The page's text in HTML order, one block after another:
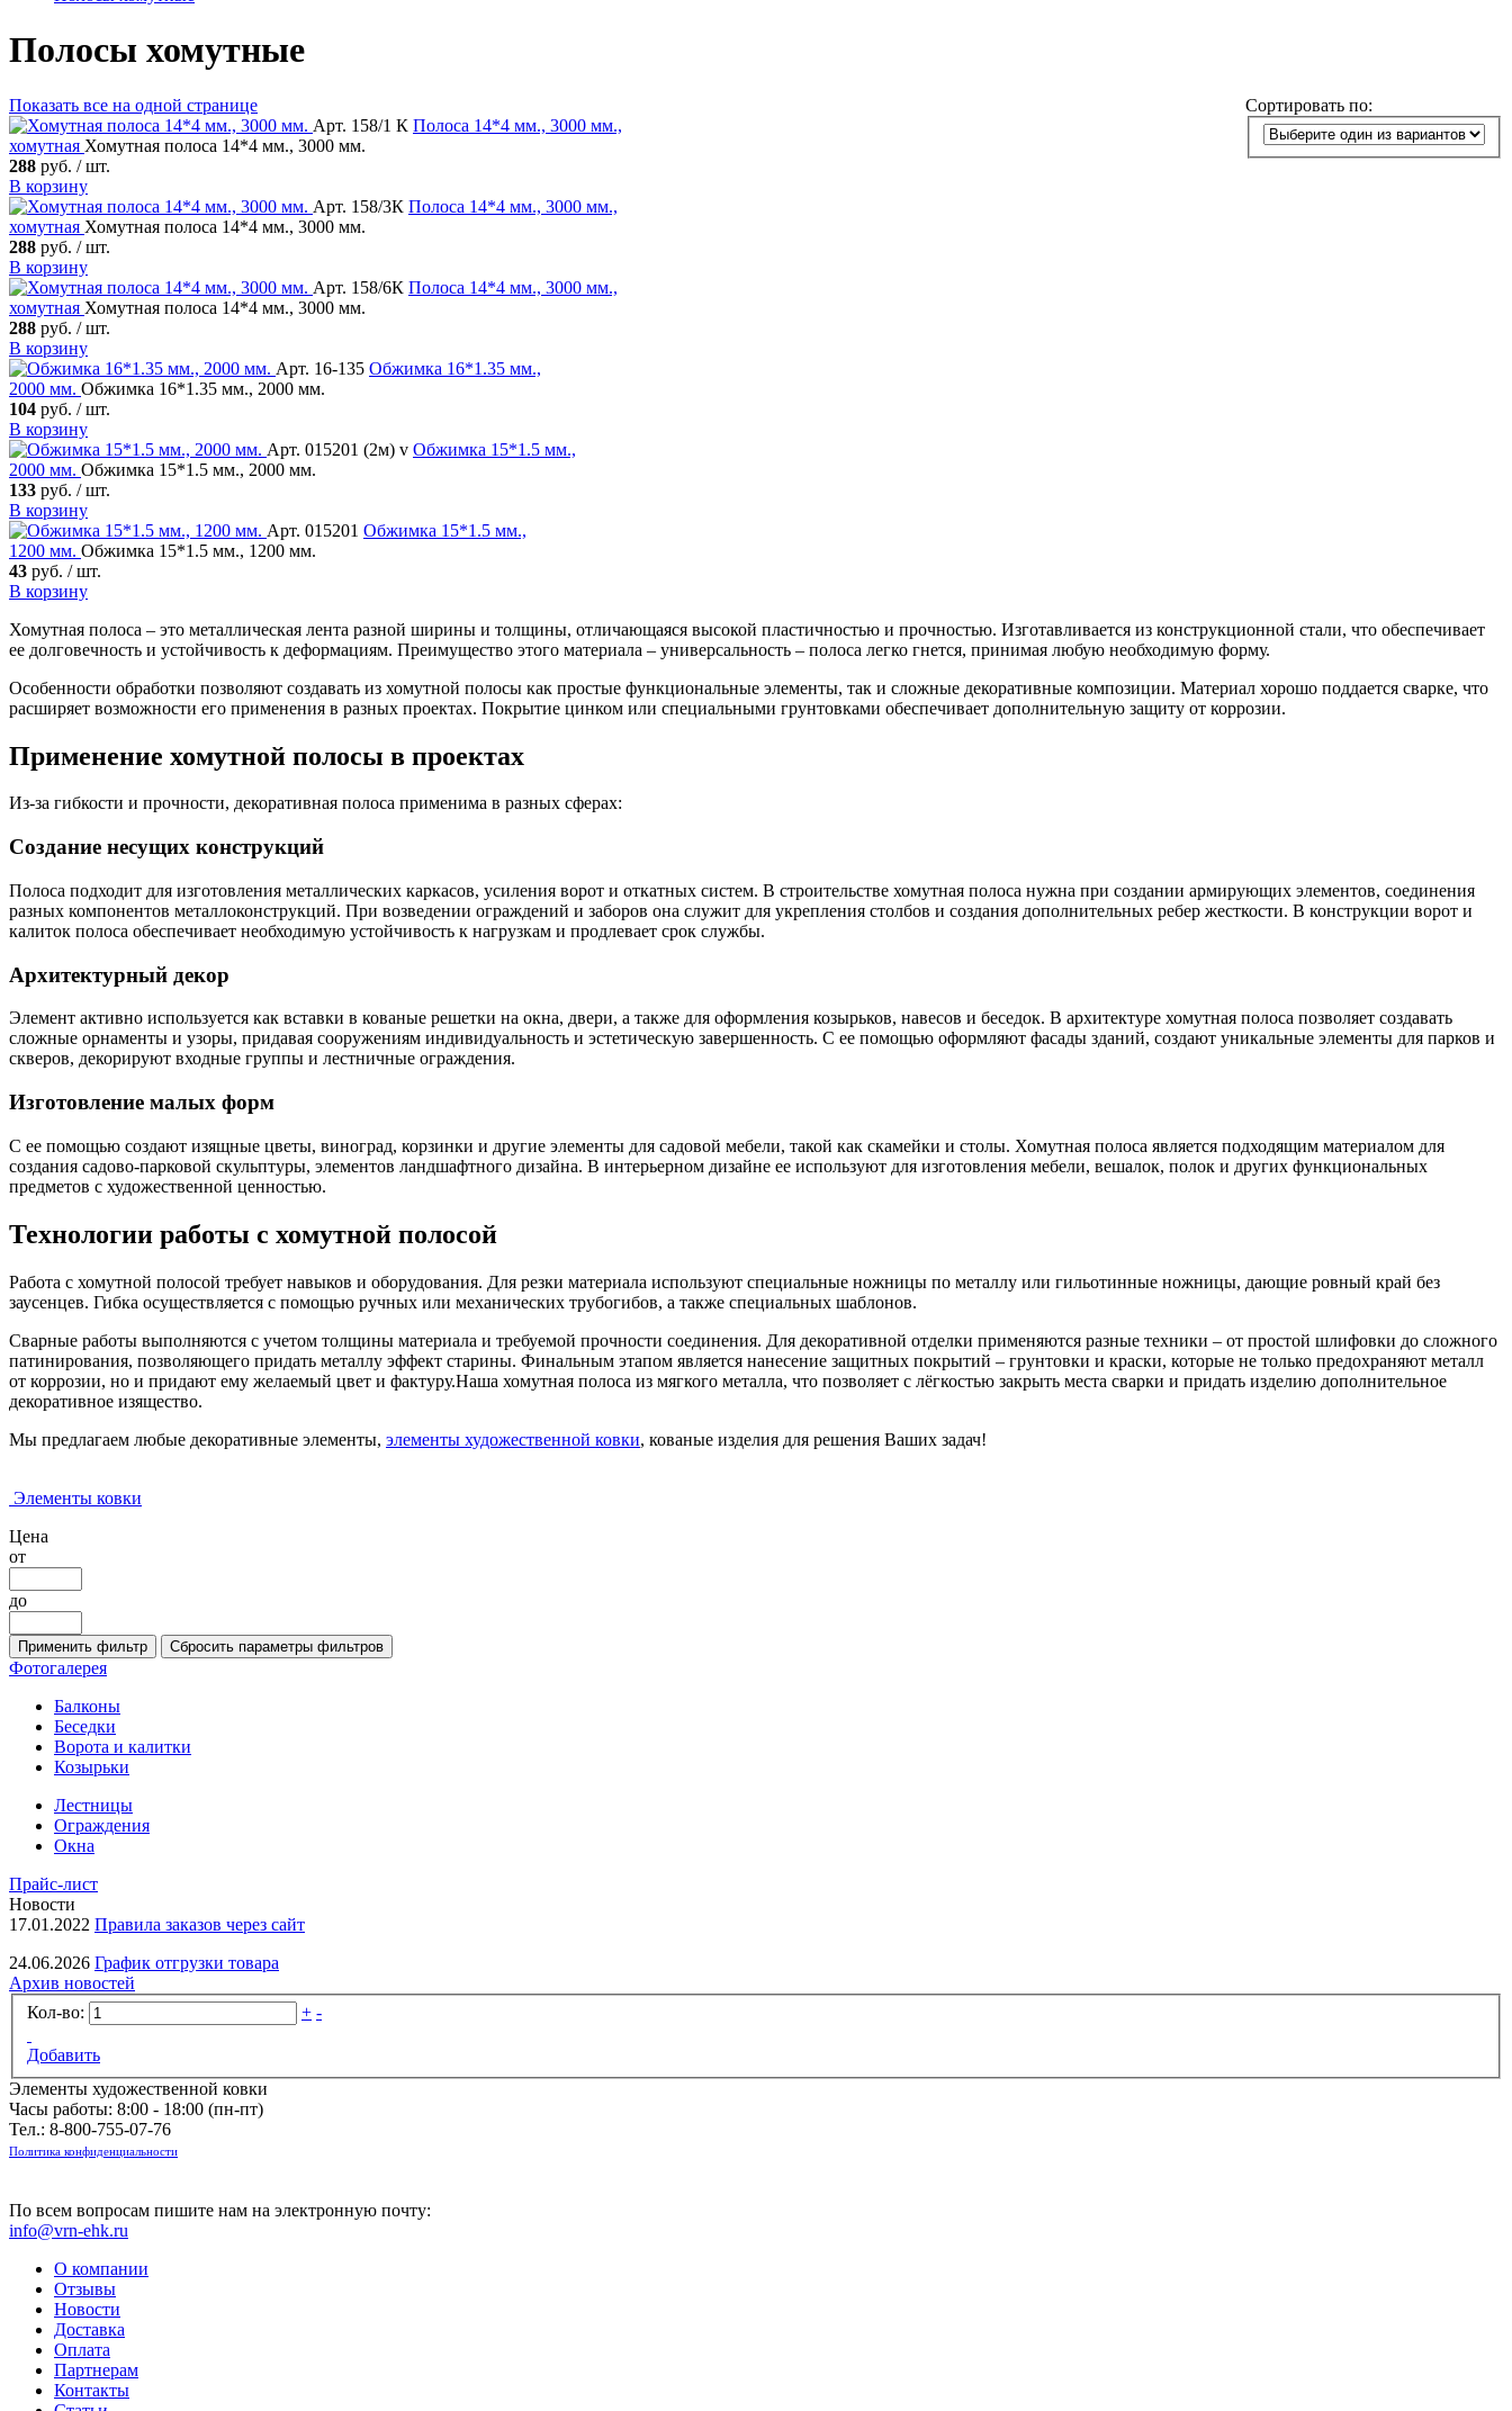
Полосы хомутные
Сортировать по:
Показать все на одной странице
Арт. 158/1 К Полоса 14*4 мм., 3000 мм.,
хомутная Хомутная полоса 14*4 мм., 3000 мм.
288 руб. / шт.
В корзину
Арт. 158/3К Полоса 14*4 мм., 3000 мм.,
хомутная Хомутная полоса 14*4 мм., 3000 мм.
288 руб. / шт.
В корзину
Арт. 158/6К Полоса 14*4 мм., 3000 мм.,
хомутная Хомутная полоса 14*4 мм., 3000 мм.
288 руб. / шт.
В корзину
Арт. 16-135 Обжимка 16*1.35 мм.,
2000 мм. Обжимка 16*1.35 мм., 2000 мм.
104 руб. / шт.
В корзину
Арт. 015201 (2м) v Обжимка 15*1.5 мм.,
2000 мм. Обжимка 15*1.5 мм., 2000 мм.
133 руб. / шт.
В корзину
Арт. 015201 Обжимка 15*1.5 мм.,
1200 мм. Обжимка 15*1.5 мм., 1200 мм.
43 руб. / шт.
В корзину
Хомутная полоса – это металлическая лента разной ширины и толщины, отличающаяся высокой пластичностью и прочностью. Изготавливается из конструкционной стали, что обеспечивает
ее долговечность и устойчивость к деформациям. Преимущество этого материала – универсальность – полоса легко гнется, принимая любую необходимую форму.
Особенности обработки позволяют создавать из хомутной полосы как простые функциональные элементы, так и сложные декоративные композиции. Материал хорошо поддается сварке, что
расширяет возможности его применения в разных проектах. Покрытие цинком или специальными грунтовками обеспечивает дополнительную защиту от коррозии.
Применение хомутной полосы в проектах
Из-за гибкости и прочности, декоративная полоса применима в разных сферах:
Создание несущих конструкций
Полоса подходит для изготовления металлических каркасов, усиления ворот и откатных систем. В строительстве хомутная полоса нужна при создании армирующих элементов, соединения
разных компонентов металлоконструкций. При возведении ограждений и заборов она служит для укрепления столбов и создания дополнительных ребер жесткости. В конструкции ворот и
калиток полоса обеспечивает необходимую устойчивость к нагрузкам и продлевает срок службы.
Архитектурный декор
Элемент активно используется как вставки в кованые решетки на окна, двери, а также для оформления козырьков, навесов и беседок. В архитектуре хомутная полоса позволяет создавать
сложные орнаменты и узоры, придавая сооружениям индивидуальность и эстетическую завершенность. С ее помощью оформляют фасады зданий, создают уникальные элементы для парков и
скверов, декорируют входные группы и лестничные ограждения.
Изготовление малых форм
С ее помощью создают изящные цветы, виноград, корзинки и другие элементы для садовой мебели, такой как скамейки и столы. Хомутная полоса является подходящим материалом для
создания садово-парковой скульптуры, элементов ландшафтного дизайна. В интерьерном дизайне ее используют для изготовления мебели, вешалок, полок и других функциональных
предметов с художественной ценностью.
Технологии работы с хомутной полосой
Работа с хомутной полосой требует навыков и оборудования. Для резки материала используют специальные ножницы по металлу или гильотинные ножницы, дающие ровный край без
заусенцев. Гибка осуществляется с помощью ручных или механических трубогибов, а также специальных шаблонов.
Сварные работы выполняются с учетом толщины материала и требуемой прочности соединения. Для декоративной отделки применяются разные техники – от простой шлифовки до сложного
патинирования, позволяющего придать металлу эффект старины. Финальным этапом является нанесение защитных покрытий – грунтовки и краски, которые не только предохраняют металл
от коррозии, но и придают ему желаемый цвет и фактуру.Наша хомутная полоса из мягкого металла, что позволяет с лёгкостью закрыть места сварки и придать изделию дополнительное
декоративное изящество.
Мы предлагаем любые декоративные элементы, элементы художественной ковки, кованые изделия для решения Ваших задач!
Элементы ковки
Цена
от
до
Фотогалерея
Балконы
Беседки
Ворота и калитки
Козырьки
Лестницы
Ограждения
Окна
Прайс-лист
Новости
17.01.2022 Правила заказов через сайт
24.06.2026 График отгрузки товара
Архив новостей
Кол-во:
+ -
Добавить
Элементы художественной ковки
Часы работы: 8:00 - 18:00 (пн-пт)
Тел.: 8-800-755-07-76
Политика конфиденциальности
По всем вопросам пишите нам на электронную почту:
info@vrn-ehk.ru
О компании
Отзывы
Новости
Доставка
Оплата
Партнерам
Контакты